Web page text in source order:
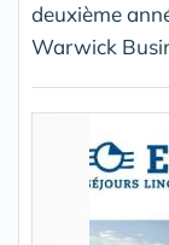
deuxième
Warwick